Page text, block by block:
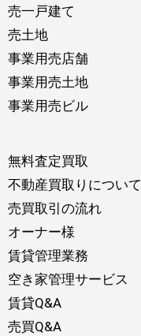
売一戸建て
売土地
事業用売店舗
事業用売土地
事業用売ビル
無料査定買取
不動産買取りについて
売買取引の流れ
オーナー様
賃貸管理業務
空き家管理サービス
賃貸Q&A
売買Q&A